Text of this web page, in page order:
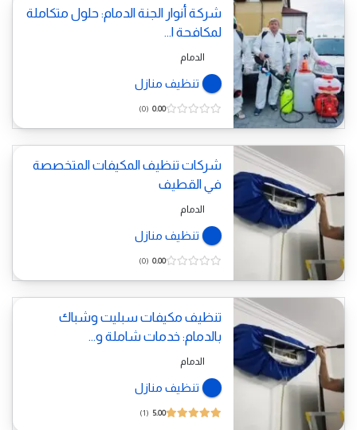
شركة أنوار الجنة الدمام: حلول متكاملة
لمكافحة ا...
الدمام
تنظيف منازل
0.00
0
شركات تنظيف المكيفات المتخصصة
في القطيف
الدمام
تنظيف منازل
0.00
0
تنظيف مكيفات سبليت وشباك
بالدمام: خدمات شاملة و...
الدمام
تنظيف منازل
5.00
1